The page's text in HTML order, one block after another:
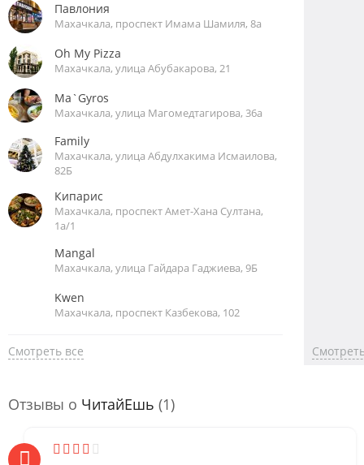
Павлония
Махачкала, проспект Имама Шамиля, 8а
Oh My Pizza
Махачкала, улица Абубакарова, 21
Ma`Gyros
Махачкала, улица Магомедтагирова, 36а
Family
Махачкала, улица Абдулхакима Исмаилова,
82Б
Кипарис
Махачкала, проспект Амет-Хана Султана,
1а/1
Mangal
Махачкала, улица Гайдара Гаджиева, 9Б
Kwen
Махачкала, проспект Казбекова, 102
Смотреть все
Отзывы о ЧитайЕшь (1)